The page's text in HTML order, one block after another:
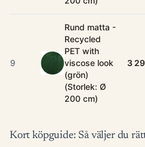
9
Rund matta -
Recycled
PET with
viscose look
(grön)
(Storlek: Ø
200 cm)
3
Kort köpguide: Så väljer du